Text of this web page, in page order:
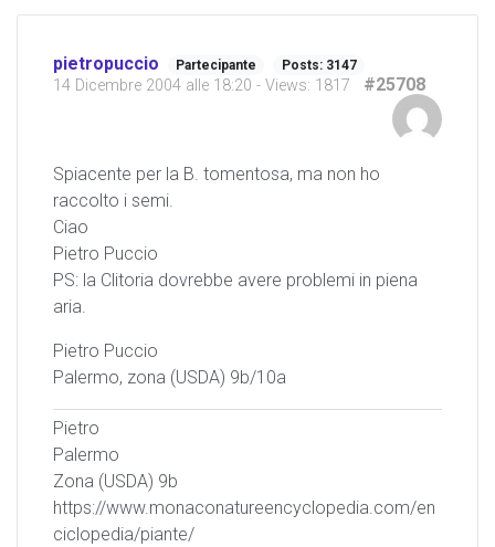
pietropuccio Partecipante Posts: 3147
14 Dicembre 2004 alle 18:20 - Views: 1817 #25708
Spiacente per la B. tomentosa, ma non ho
raccolto i semi.
Ciao
Pietro Puccio
PS: la Clitoria dovrebbe avere problemi in piena
aria.
Pietro Puccio
Palermo, zona (USDA) 9b/10a
Pietro
Palermo
Zona (USDA) 9b
https://www.monaconatureencyclopedia.com/en
ciclopedia/piante/